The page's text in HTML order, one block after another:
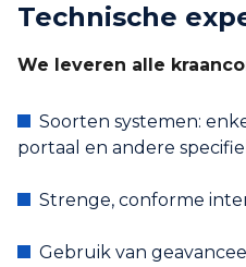
Technische
We leveren alle
Soorten systemen:
portaal en andere
Strenge, conforme
Gebruik van